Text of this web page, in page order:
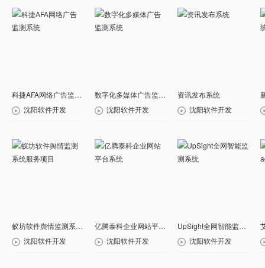
科捷AFA网络广告监测系统
沈阳软件开发
数字化多媒体广告监测系统
沈阳软件开发
资讯发布系统
沈阳软件开发
蚁坊软件舆情监测系统服务项目
沈阳软件开发
亿腾泰科企业网站平台系统
沈阳软件开发
UpSight全网智能监测系统
沈阳软件开发